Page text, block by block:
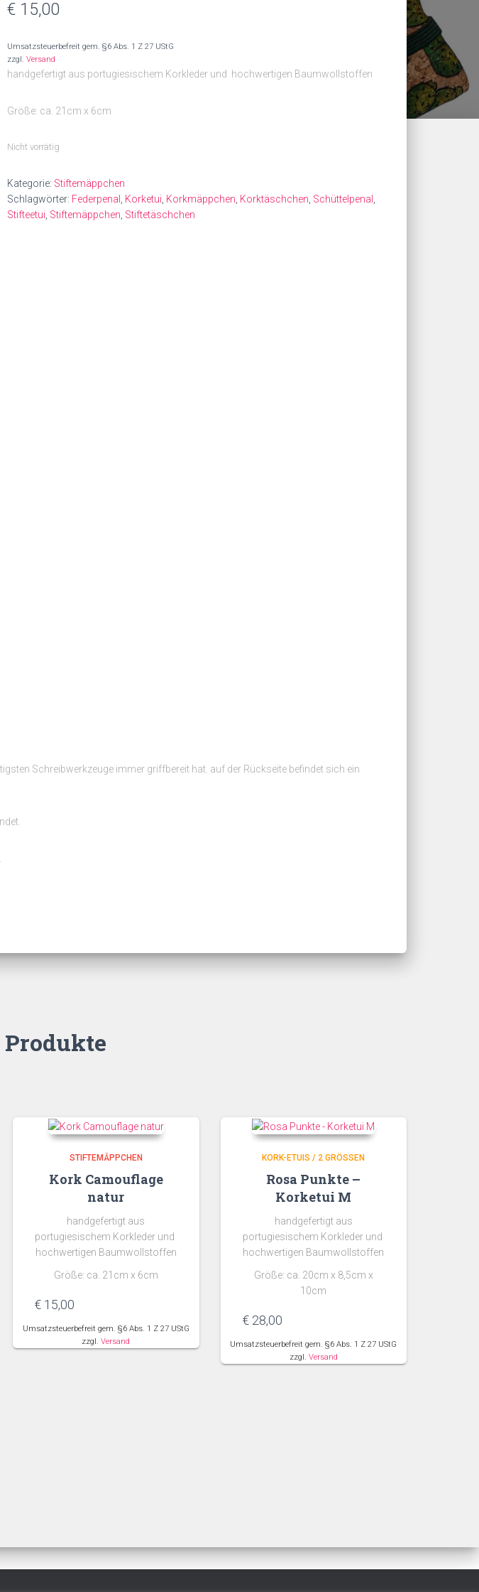
€ 15,00
Umsatzsteuerbefreit gem. §6 Abs. 1 Z 27 UStG
zzgl. Versand
handgefertigt aus portugiesischem Korkleder und hochwertigen Baumwollstoffen
Größe: ca. 21cm x 6cm
Nicht vorrätig
Kategorie: Stiftemäppchen
Schlagwörter: Federpenal Korketui Korkmäppchen Korktäschchen Schüttelpenal
Stifteetui Stiftemäppchen Stiftetäschchen
Schreibwerkzeuge immer griffbereit hat. auf der Rückseite befindet sich ein
STIFTEMÄPPCHEN
Kork Camouflage
natur
handgefertigt aus
portugiesischem Korkleder und
hochwertigen Baumwollstoffen
Größe: ca. 21cm x 6cm
€ 15,00
Umsatzsteuerbefreit gem. §6 Abs. 1 Z 27 UStG
zzgl.Versand
KORK-ETUIS / 2 GRÖSSEN
Rosa Punkte –
Korketui M
handgefertigt aus
portugiesischem Korkleder und
hochwertigen Baumwollstoffen
Größe: ca. 20cm x 8,5cm x
10cm
€28,00
Umsatzsteuerbefreit gem. §6 Abs. 1 Z 27 UStG
zzgl. Versand